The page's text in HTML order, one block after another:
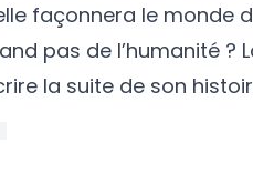
façonnera le monde
pas de l’humanité ?
la suite de son